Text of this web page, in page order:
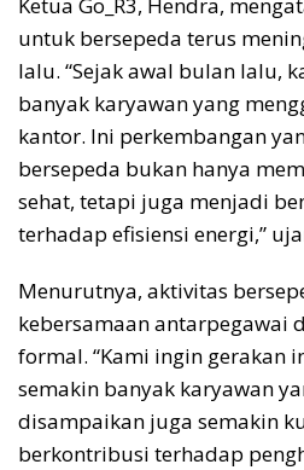
untuk bersepeda terus
lalu. “Sejak awal bulan lalu,
banyak karyawan yang
kantor. Ini perkembangan
bersepeda bukan hanya
sehat, tetapi juga menjadi
terhadap efisiensi energi,”
Menurutnya, aktivitas
kebersamaan antarpegawai
formal. “Kami ingin gerakan
semakin banyak karyawan
disampaikan juga semakin
berkontribusi terhadap